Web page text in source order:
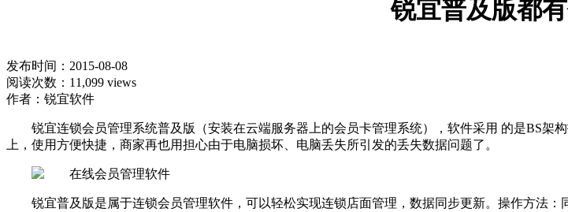
锐宜普及版都
发布时间：2015-08-08
阅读次数：11,099 views
作者：锐宜软件
锐宜连锁会员管理系统普及版（安装在云端服务器上的会员卡管理系统），软件采用 的是BS
上，使用方便快捷，商家再也用担心由于电脑损坏、电脑丢失所引发的丢失数据问题了。
锐宜普及版是属于连锁会员管理软件，可以轻松实现连锁店面管理，数据同步更新。操作方法